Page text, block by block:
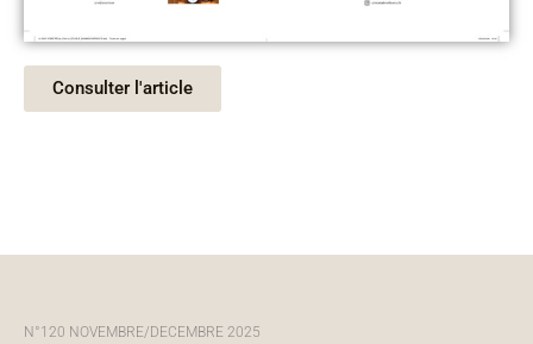
Consulter l'article
N°120 NOVEMBRE/DECEMBRE 2025